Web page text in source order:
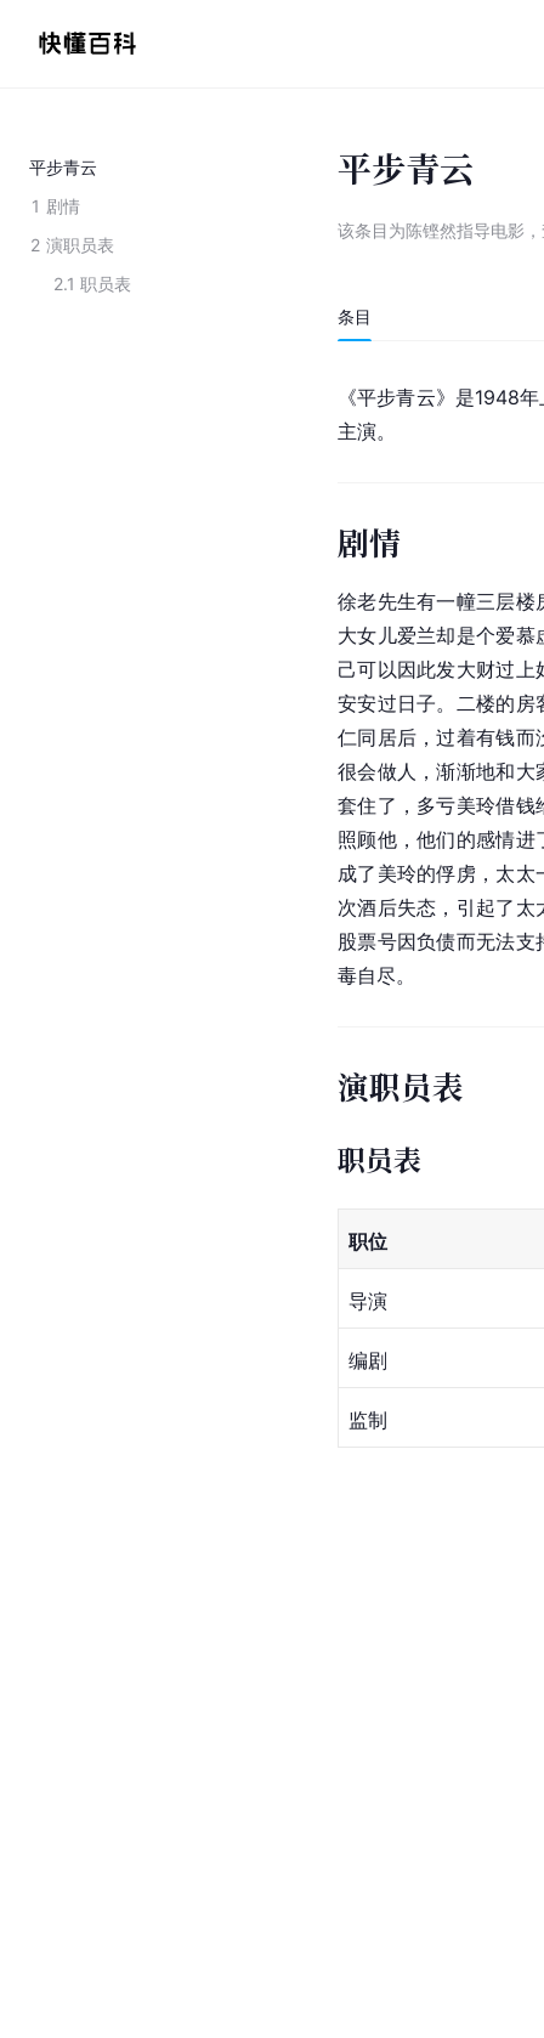
平步青云
1 剧情
2 演职员表
2.1 职员表
平步青云
该条目为陈铿然指导电影 ，
条目
《平步青云》是1948
主演。
剧情
徐老先生有一幢三层楼
大女儿爱兰却是个爱
己可以因此发大财过
安安过日子。二楼的
仁同居后，过着有钱
很会做人，渐渐地和大
套住了，多亏美玲借钱
照顾他，他们的感情
成了美玲的俘虏，太
次酒后失态，引起了
股票号因负债而无法
毒自尽。
演职员表
职员表
职位
导演
编剧
监制